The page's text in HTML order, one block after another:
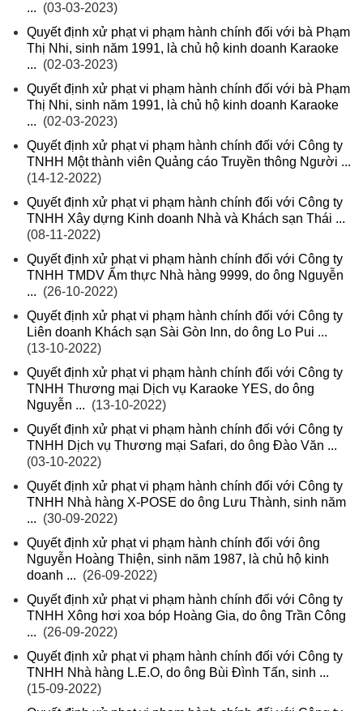
... (03-03-2023)
Quyết định xử phạt vi phạm hành chính đối với bà Phạm
Thị Nhi, sinh năm 1991, là chủ hộ kinh doanh Karaoke
... (02-03-2023)
Quyết định xử phạt vi phạm hành chính đối với bà Phạm
Thị Nhi, sinh năm 1991, là chủ hộ kinh doanh Karaoke
... (02-03-2023)
Quyết định xử phạt vi phạm hành chính đối với Công ty
TNHH Một thành viên Quảng cáo Truyền thông Người ...
(14-12-2022)
Quyết định xử phạt vi phạm hành chính đối với Công ty
TNHH Xây dựng Kinh doanh Nhà và Khách sạn Thái ...
(08-11-2022)
Quyết định xử phạt vi phạm hành chính đối với Công ty
TNHH TMDV Ẩm thực Nhà hàng 9999, do ông Nguyễn
... (26-10-2022)
Quyết định xử phạt vi phạm hành chính đối với Công ty
Liên doanh Khách sạn Sài Gòn Inn, do ông Lo Pui ...
(13-10-2022)
Quyết định xử phạt vi phạm hành chính đối với Công ty
TNHH Thương mại Dịch vụ Karaoke YES, do ông
Nguyễn ... (13-10-2022)
Quyết định xử phạt vi phạm hành chính đối với Công ty
TNHH Dịch vụ Thương mại Safari, do ông Đào Văn ...
(03-10-2022)
Quyết định xử phạt vi phạm hành chính đối với Công ty
TNHH Nhà hàng X-POSE do ông Lưu Thành, sinh năm
... (30-09-2022)
Quyết định xử phạt vi phạm hành chính đối với ông
Nguyễn Hoàng Thiện, sinh năm 1987, là chủ hộ kinh
doanh ... (26-09-2022)
Quyết định xử phạt vi phạm hành chính đối với Công ty
TNHH Xông hơi xoa bóp Hoàng Gia, do ông Trần Công
... (26-09-2022)
Quyết định xử phạt vi phạm hành chính đối với Công ty
TNHH Nhà hàng L.E.O, do ông Bùi Đình Tấn, sinh ...
(15-09-2022)